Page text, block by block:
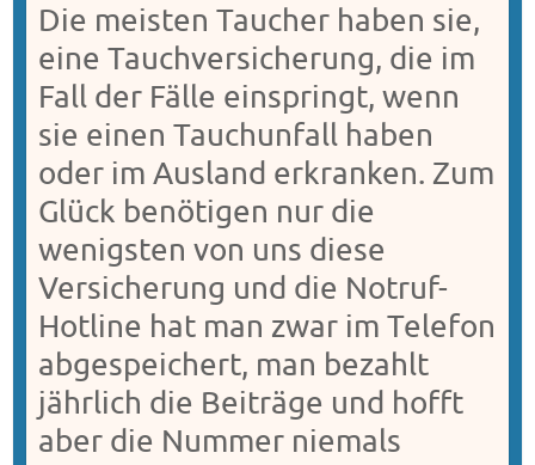
Die meisten Taucher haben sie,
eine Tauchversicherung, die im
Fall der Fälle einspringt, wenn
sie einen Tauchunfall haben
oder im Ausland erkranken. Zum
Glück benötigen nur die
wenigsten von uns diese
Versicherung und die Notruf-
Hotline hat man zwar im Telefon
abgespeichert, man bezahlt
jährlich die Beiträge und hofft
aber die Nummer niemals